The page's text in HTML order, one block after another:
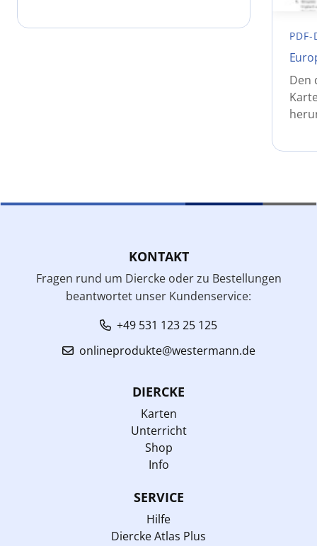
PDF-
Den
KONTAKT
Fragen rund um Diercke oder zu Bestellungen
beantwortet unser Kundenservice:
+49 531 123 25 125
onlineprodukte@westermann.de
DIERCKE
Karten
Unterricht
Shop
Info
SERVICE
Hilfe
Diercke Atlas Plus